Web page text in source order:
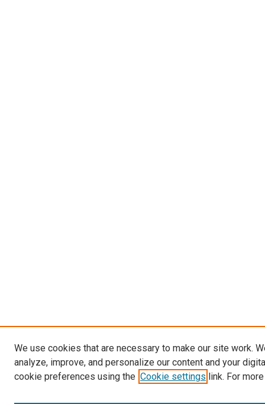
We use cookies that are necessary to make our site work.
analyze, improve, and personalize our content and your
cookie preferences using the Cookie settings link. For